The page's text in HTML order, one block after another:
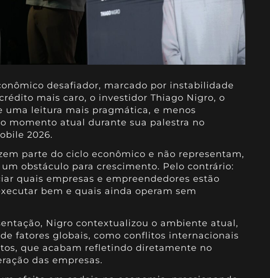
desafiador, marcado por instabilidade
mais caro, o investidor Thiago Nigro, o
uma leitura mais pragmática, e menos
momento atual durante sua palestra no
2026.
parte do ciclo econômico e não representam,
obstáculo para crescimento. Pelo contrário:
quais empresas e empreendedores estão
bem e quais ainda operam sem
Nigro contextualizou o ambiente atual,
fatores globais, como conflitos internacionais
que acabam refletindo diretamente no
das empresas.